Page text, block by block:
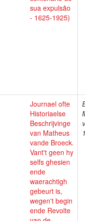
sua expulsão
- 1625-1925)
Journael ofte
Historiaelse
Beschrijvinge
van Matheus
vande Broeck.
Vant't geen hy
selfs ghesien
ende
waerachtigh
gebeurt is,
wegen't begin
ende Revolte